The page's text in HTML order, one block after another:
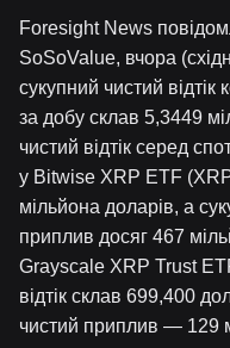
Foresight News
SoSoValue, вчора
сукупний чистий
за добу склав 5,3449
чистий відтік серед
у Bitwise XRP ETF
мільйона доларів, а
приплив досяг 467
Grayscale XRP Trust
відтік склав 699,400
чистий приплив — 129